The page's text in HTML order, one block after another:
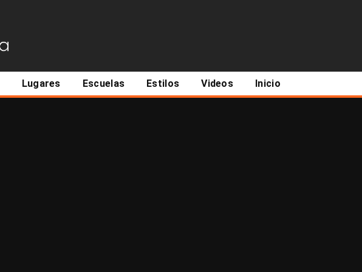
Lugares Escuelas Estilos Videos Inicio